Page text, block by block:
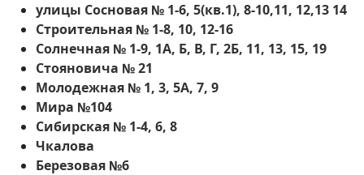
улицы Сосновая № 1-6, 5(кв.1), 8-10,11, 12,13 14
Строительная № 1-8, 10, 12-16
Солнечная № 1-9, 1А, Б, В, Г, 2Б, 11, 13, 15, 19
Стояновича № 21
Молодежная № 1, 3, 5А, 7, 9
Мира №104
Сибирская № 1-4, 6, 8
Чкалова
Березовая №6